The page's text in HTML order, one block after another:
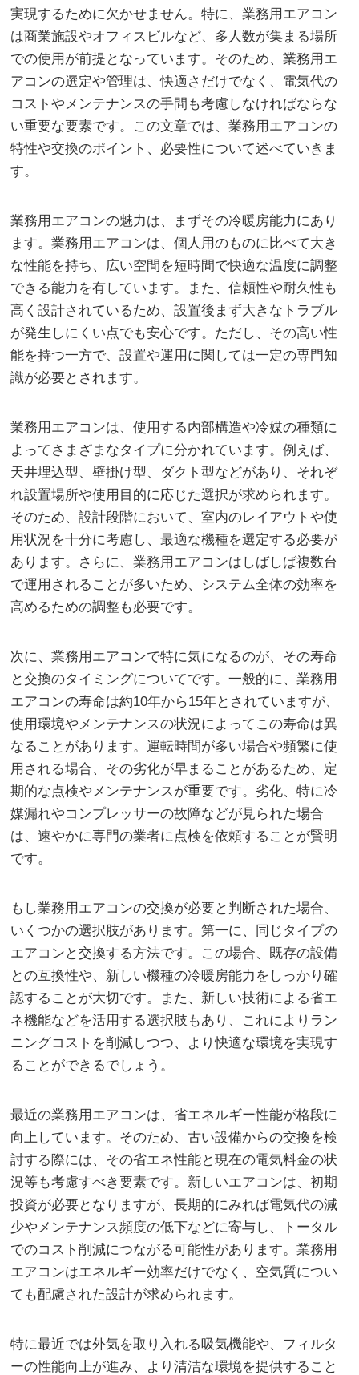
実現するために欠かせません。特に、業務用エアコン
は商業施設やオフィスビルなど、多人数が集まる場所
での使用が前提となっています。そのため、業務用エ
アコンの選定や管理は、快適さだけでなく、電気代の
コストやメンテナンスの手間も考慮しなければならな
い重要な要素です。この文章では、業務用エアコンの
特性や交換のポイント、必要性について述べていきま
す。
業務用エアコンの魅力は、まずその冷暖房能力にあり
ます。業務用エアコンは、個人用のものに比べて大き
な性能を持ち、広い空間を短時間で快適な温度に調整
できる能力を有しています。また、信頼性や耐久性も
高く設計されているため、設置後まず大きなトラブル
が発生しにくい点でも安心です。ただし、その高い性
能を持つ一方で、設置や運用に関しては一定の専門知
識が必要とされます。
業務用エアコンは、使用する内部構造や冷媒の種類に
よってさまざまなタイプに分かれています。例えば、
天井埋込型、壁掛け型、ダクト型などがあり、それぞ
れ設置場所や使用目的に応じた選択が求められます。
そのため、設計段階において、室内のレイアウトや使
用状況を十分に考慮し、最適な機種を選定する必要が
あります。さらに、業務用エアコンはしばしば複数台
で運用されることが多いため、システム全体の効率を
高めるための調整も必要です。
次に、業務用エアコンで特に気になるのが、その寿命
と交換のタイミングについてです。一般的に、業務用
エアコンの寿命は約10年から15年とされていますが、
使用環境やメンテナンスの状況によってこの寿命は異
なることがあります。運転時間が多い場合や頻繁に使
用される場合、その劣化が早まることがあるため、定
期的な点検やメンテナンスが重要です。劣化、特に冷
媒漏れやコンプレッサーの故障などが見られた場合
は、速やかに専門の業者に点検を依頼することが賢明
です。
もし業務用エアコンの交換が必要と判断された場合、
いくつかの選択肢があります。第一に、同じタイプの
エアコンと交換する方法です。この場合、既存の設備
との互換性や、新しい機種の冷暖房能力をしっかり確
認することが大切です。また、新しい技術による省エ
ネ機能などを活用する選択肢もあり、これによりラン
ニングコストを削減しつつ、より快適な環境を実現す
ることができるでしょう。
最近の業務用エアコンは、省エネルギー性能が格段に
向上しています。そのため、古い設備からの交換を検
討する際には、その省エネ性能と現在の電気料金の状
況等も考慮すべき要素です。新しいエアコンは、初期
投資が必要となりますが、長期的にみれば電気代の減
少やメンテナンス頻度の低下などに寄与し、トータル
でのコスト削減につながる可能性があります。業務用
エアコンはエネルギー効率だけでなく、空気質につい
ても配慮された設計が求められます。
特に最近では外気を取り入れる吸気機能や、フィルタ
ーの性能向上が進み、より清洁な環境を提供すること